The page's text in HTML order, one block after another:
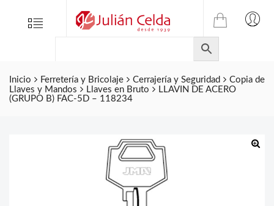
Menu
TIENDA
ONLINE
DE
JULIAN
CELDA
Inicio Ferretería y Bricolaje Cerrajería y Seguridad
Copia de
Llaves y Mandos
Llaves en Bruto
LLAVIN DE ACERO
(GRUPO B) FAC-5D – 118234
Folletos
Contacto